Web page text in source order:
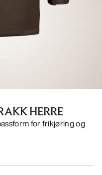
HERRE
for frikjøring og